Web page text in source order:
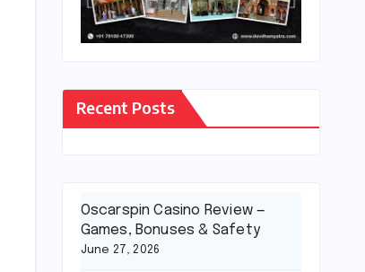
Recent Posts
Oscarspin Casino Review —
Games, Bonuses & Safety
June 27, 2026